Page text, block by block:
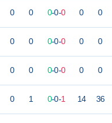
0 0 0-0-0 0 0
0 0 0-0-0 0 0
0 0 0-0-0 0 0
0 1 0-0-1 14 36